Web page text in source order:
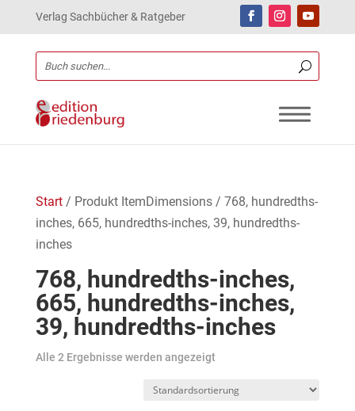
Verlag Sachbücher & Ratgeber
Start/ Produkt ItemDimensions / 768, hundredths-
inches, 665, hundredths-inches, 39, hundredths-
inches
768, hundredths-inches,
665, hundredths-inches,
39, hundredths-inches
Alle 2 Ergebnisse werden angezeigt